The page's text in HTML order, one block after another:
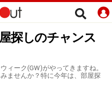
探しのチャンス
ィーク(GW)がやってきますね。
ませんか？特に今年は、部屋探